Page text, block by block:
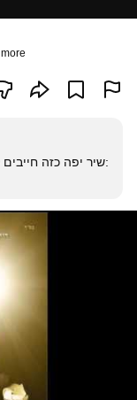
more
שיר יפה כזה